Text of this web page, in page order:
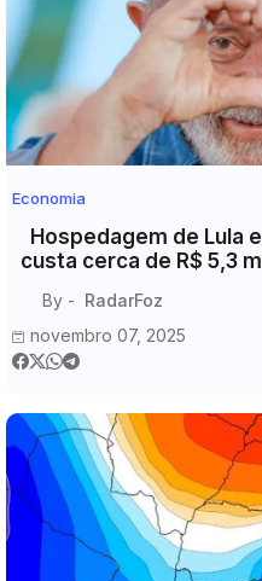
Economia
Hospedagem de Lula
custa cerca de R$ 5,3
By - RadarFoz
novembro 07, 2025